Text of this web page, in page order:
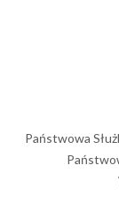
Państwowa